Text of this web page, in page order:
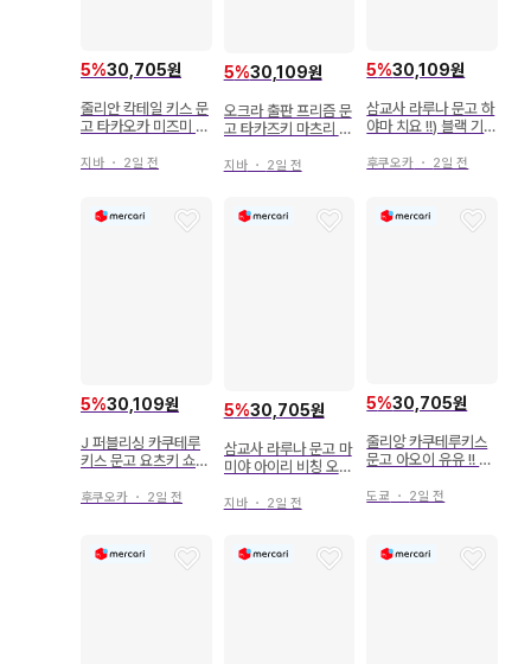
5%30,705원
줄리안 칵테일 키스 문
고 타카오카 미즈미 오
SS 카드 포함
지바 ・ 2일 전
5%30,109원
오크라 출판 프리즘 문
고 타카즈키 마츠리 부
지바・ 2일 전
5%30,109원
삼교사 라루나 문고 하
야마 치요 !!) 블랙 기사
가
후쿠오카 ・ 2일 전
5%30,109원
J 퍼블리싱 카쿠테루
키스 문고 요츠키 쇼코
랑받는다
후쿠오카 ・ 2일 전
5%30,705원
삼교사 라루나 문고 마
미야 아이리 비칭 오메
지바・ 2일 전
5%30,705원
줄리앙 카쿠테루키스
문고 아오이 유유 !! 파
오메가 비
도쿄 ・ 2일 전